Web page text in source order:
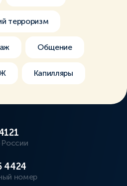
терроризм
Общение
Капилляры
4424
номер